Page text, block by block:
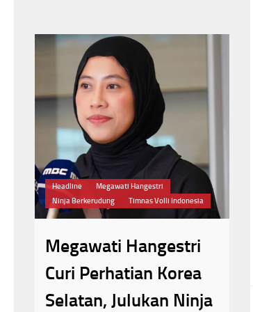
Headline
Megawati Hangestri
Ninja Berkerudung
Timnas Volli Indonesia
Megawati Hangestri
Curi Perhatian Korea
Selatan, Julukan Ninja